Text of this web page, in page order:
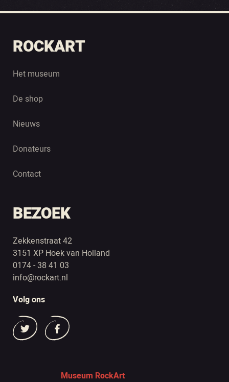
ROCKART
Het museum
De shop
Nieuws
Donateurs
Contact
BEZOEK
Zekkenstraat 42
3151 XP Hoek van Holland
0174 - 38 41 03
info@rockart.nl
Volg ons
Museum RockArt